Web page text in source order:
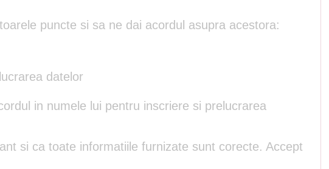
puncte si sa ne dai acordul asupra acestora:
datelor
in numele lui pentru inscriere si prelucrarea
si ca toate informatiile furnizate sunt corecte. Accept